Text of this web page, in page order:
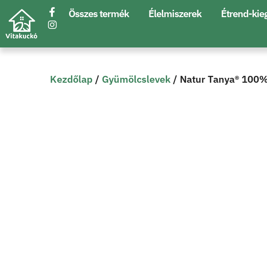
Összes termék Élelmiszerek Étrend-
Kezdőlap / Gyümölcslevek / Natur Tanya®